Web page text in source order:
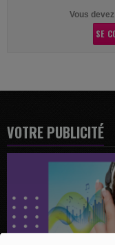
Vous
SE
VOTRE PUBLICITÉ